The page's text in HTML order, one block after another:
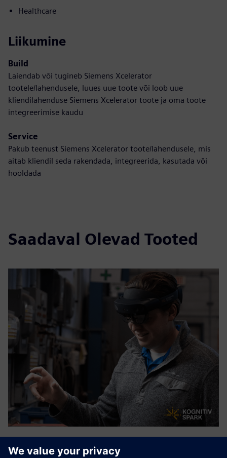
Healthcare
Liikumine
Build
Laiendab või tugineb Siemens Xcelerator
tootele/lahendusele, luues uue toote või loob uue
kliendilahenduse Siemens Xcelerator toote ja oma toote
integreerimise kaudu
Service
Pakub teenust Siemens Xcelerator toote/lahendusele, mis
aitab kliendil seda rakendada, integreerida, kasutada või
hooldada
Saadaval Olevad Tooted
RemoteSpark™